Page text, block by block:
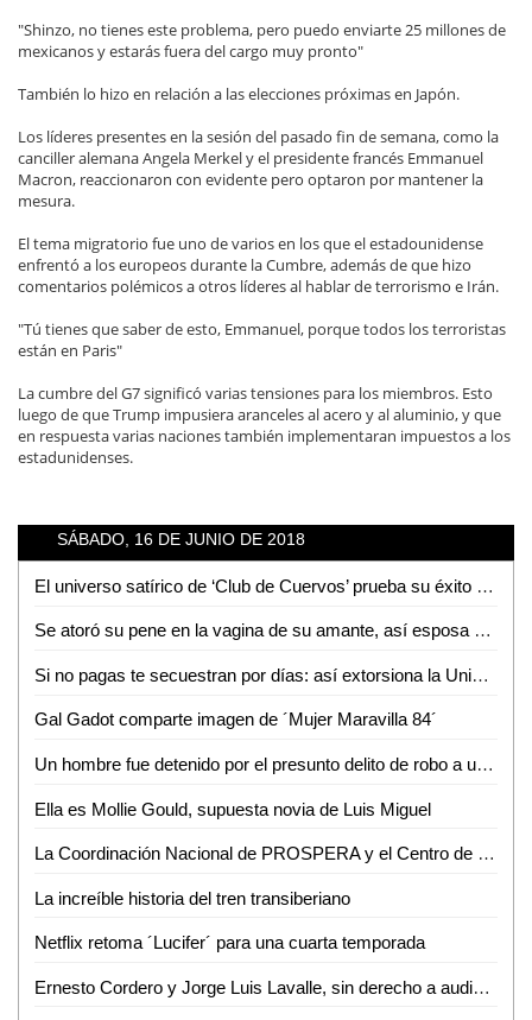
"Shinzo, no tienes este problema, pero puedo enviarte 25 millones de
mexicanos y estarás fuera del cargo muy pronto"
También lo hizo en relación a las elecciones próximas en Japón.
Los líderes presentes en la sesión del pasado fin de semana, como la
canciller alemana Angela Merkel y el presidente francés Emmanuel
Macron, reaccionaron con evidente pero optaron por mantener la
mesura.
El tema migratorio fue uno de varios en los que el estadounidense
enfrentó a los europeos durante la Cumbre, además de que hizo
comentarios polémicos a otros líderes al hablar de terrorismo e Irán.
"Tú tienes que saber de esto, Emmanuel, porque todos los terroristas
están en Paris"
La cumbre del G7 significó varias tensiones para los miembros. Esto
luego de que Trump impusiera aranceles al acero y al aluminio, y que
en respuesta varias naciones también implementaran impuestos a los
estadunidenses.
SÁBADO, 16 DE JUNIO DE 2018
El universo satírico de ‘Club de Cuervos’ prueba su éxito con su primer spin-off
Se atoró su pene en la vagina de su amante, así esposa descubrió la infidelidad
Si no pagas te secuestran por días: así extorsiona la Unión Tepito
Gal Gadot comparte imagen de ´Mujer Maravilla 84´
Un hombre fue detenido por el presunto delito de robo a una empresa
Ella es Mollie Gould, supuesta novia de Luis Miguel
La Coordinación Nacional de PROSPERA y el Centro de Estudios Espinosa Yglesias firman Convenio de Colaboración
La increíble historia del tren transiberiano
Netflix retoma ´Lucifer´ para una cuarta temporada
Ernesto Cordero y Jorge Luis Lavalle, sin derecho a audiencia serán expulsados del PAN